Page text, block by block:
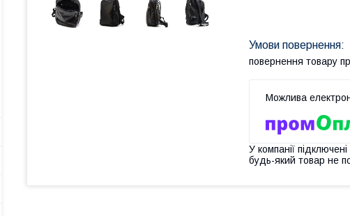
повернення товару
У компанії
будь-який товар не